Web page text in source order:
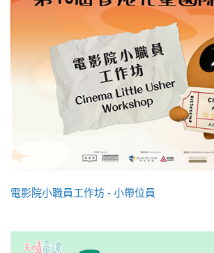
電影院小職員工作坊 - 小帶位員